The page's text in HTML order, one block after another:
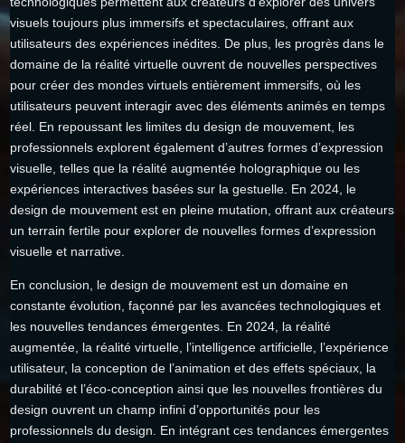
visuels toujours plus immersifs et spectaculaires, offrant aux
utilisateurs des expériences inédites. De plus, les progrès dans le
domaine de la réalité virtuelle ouvrent de nouvelles perspectives
pour créer des mondes virtuels entièrement immersifs, où les
utilisateurs peuvent interagir avec des éléments animés en temps
réel. En repoussant les limites du design de mouvement, les
professionnels explorent également d’autres formes d’expression
visuelle, telles que la réalité augmentée holographique ou les
expériences interactives basées sur la gestuelle. En 2024, le
design de mouvement est en pleine mutation, offrant aux créateurs
un terrain fertile pour explorer de nouvelles formes d’expression
visuelle et narrative.
En conclusion, le design de mouvement est un domaine en
constante évolution, façonné par les avancées technologiques et
les nouvelles tendances émergentes. En 2024, la réalité
augmentée, la réalité virtuelle, l’intelligence artificielle, l’expérience
utilisateur, la conception de l’animation et des effets spéciaux, la
durabilité et l’éco-conception ainsi que les nouvelles frontières du
design ouvrent un champ infini d’opportunités pour les
professionnels du design. En intégrant ces tendances émergentes